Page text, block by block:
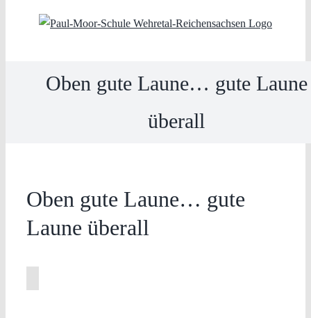
Oben gute Laune… gute Laune
überall
Oben gute Laune… gute
Laune überall